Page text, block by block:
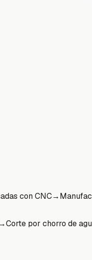
con CNC→
→Corte por chorro de